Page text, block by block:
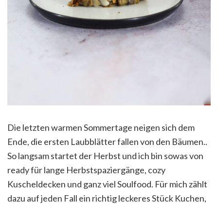
Die letzten warmen Sommertage neigen sich dem
Ende, die ersten Laubblätter fallen von den Bäumen..
So langsam startet der Herbst und ich bin sowas von
ready für lange Herbstspaziergänge, cozy
Kuscheldecken und ganz viel Soulfood. Für mich zählt
dazu auf jeden Fall ein richtig leckeres Stück Kuchen,